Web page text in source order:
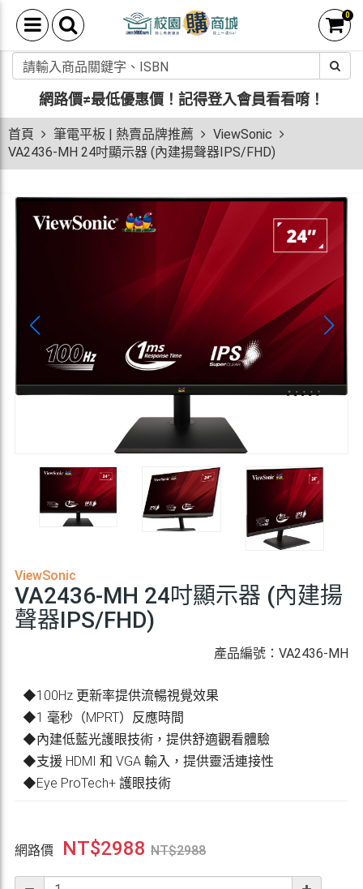
0
網路價≠最低優惠價！ 記得登入會員看看唷！
首頁 筆電平板 | 熱賣品牌推薦
ViewSonic
VA2436-MH 24吋顯示器 (內建揚聲器IPS/FHD)
ViewSonic
VA2436-MH 24吋顯示器 (內建揚
聲器IPS/FHD)
產品編號：VA2436-MH
◆100Hz 更新率提供流暢視覺效果
◆1 毫秒（MPRT）反應時間
◆內建低藍光護眼技術，提供舒適觀看體驗
◆支援 HDMI 和 VGA 輸入，提供靈活連接性
◆Eye ProTech+ 護眼技術
網路價 NT$2988 NT$2988